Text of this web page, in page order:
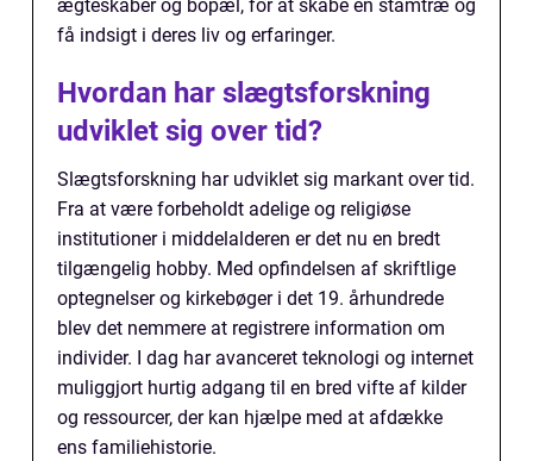
ægteskaber og bopæl, for at skabe en stamtræ og
få indsigt i deres liv og erfaringer.
Hvordan har slægtsforskning
udviklet sig over tid?
Slægtsforskning har udviklet sig markant over tid.
Fra at være forbeholdt adelige og religiøse
institutioner i middelalderen er det nu en bredt
tilgængelig hobby. Med opfindelsen af skriftlige
optegnelser og kirkebøger i det 19. århundrede
blev det nemmere at registrere information om
individer. I dag har avanceret teknologi og internet
muliggjort hurtig adgang til en bred vifte af kilder
og ressourcer, der kan hjælpe med at afdække
ens familiehistorie.